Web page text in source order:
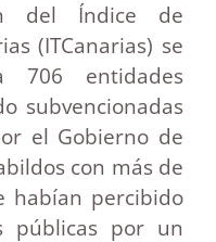
del Índice de
(ITCanarias) se
entidades
subvencionadas
el Gobierno de
con más de
habían percibido
públicas por un